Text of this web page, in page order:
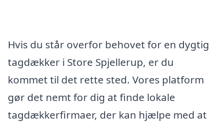
Hvis du står overfor behovet for en dygtig
tagdækker i Store Spjellerup, er du
kommet til det rette sted. Vores platform
gør det nemt for dig at finde lokale
tagdækkerfirmaer, der kan hjælpe med at